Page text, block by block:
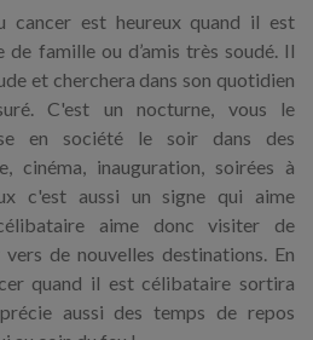
cancer est heureux quand il est
de famille ou d’amis très soudé. Il
et cherchera dans son quotidien
C'est un nocturne, vous le
en société le soir dans des
cinéma, inauguration, soirées à
c'est aussi un signe qui aime
aime donc visiter de
de nouvelles destinations. En
quand il est célibataire sortira
aussi des temps de repos